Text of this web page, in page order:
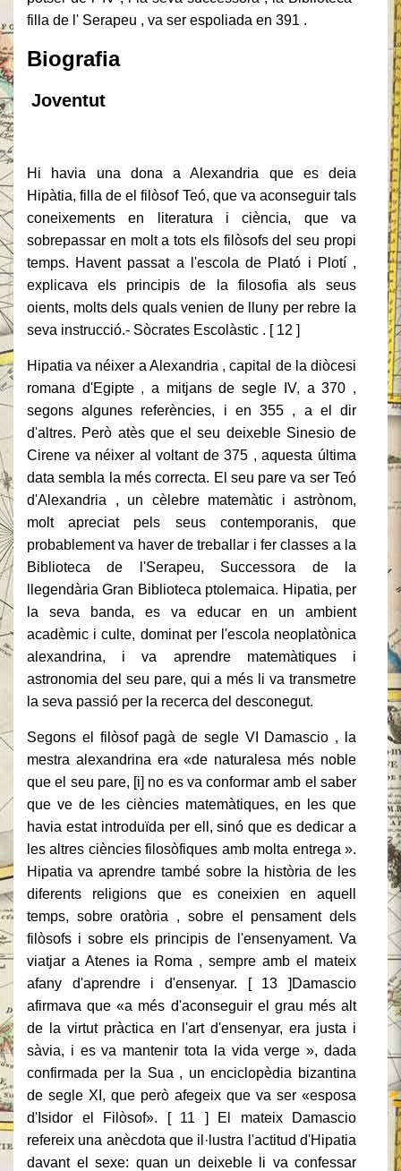
filla de l' Serapeu , va ser espoliada en 391 .
Biografia
Joventut
Hi havia una dona a Alexandria que es deia
Hipàtia, filla de el filòsof Teó, que va aconseguir tals
coneixements en literatura i ciència, que va
sobrepassar en molt a tots els filòsofs del seu propi
temps. Havent passat a l'escola de Plató i Plotí ,
explicava els principis de la filosofia als seus
oients, molts dels quals venien de lluny per rebre la
seva instrucció.- Sòcrates Escolàstic . [ 12 ]
Hipatia va néixer a Alexandria , capital de la diòcesi
romana d'Egipte , a mitjans de segle IV, a 370 ,
segons algunes referències, i en 355 , a el dir
d'altres. Però atès que el seu deixeble Sinesio de
Cirene va néixer al voltant de 375 , aquesta última
data sembla la més correcta. El seu pare va ser Teó
d'Alexandria , un cèlebre matemàtic i astrònom,
molt apreciat pels seus contemporanis, que
probablement va haver de treballar i fer classes a la
Biblioteca de l'Serapeu, Successora de la
llegendària Gran Biblioteca ptolemaica. Hipatia, per
la seva banda, es va educar en un ambient
acadèmic i culte, dominat per l'escola neoplatònica
alexandrina, i va aprendre matemàtiques i
astronomia del seu pare, qui a més li va transmetre
la seva passió per la recerca del desconegut.
Segons el filòsof pagà de segle VI Damascio , la
mestra alexandrina era «de naturalesa més noble
que el seu pare, [i] no es va conformar amb el saber
que ve de les ciències matemàtiques, en les que
havia estat introduïda per ell, sinó que es dedicar a
les altres ciències filosòfiques amb molta entrega ».
Hipatia va aprendre també sobre la història de les
diferents religions que es coneixien en aquell
temps, sobre oratòria , sobre el pensament dels
filòsofs i sobre els principis de l'ensenyament. Va
viatjar a Atenes ia Roma , sempre amb el mateix
afany d'aprendre i d'ensenyar. [ 13 ]Damascio
afirmava que «a més d'aconseguir el grau més alt
de la virtut pràctica en l'art d'ensenyar, era justa i
sàvia, i es va mantenir tota la vida verge », dada
confirmada per la Sua , un enciclopèdia bizantina
de segle XI, que però afegeix que va ser «esposa
d'Isidor el Filòsof». [ 11 ] El mateix Damascio
refereix una anècdota que il·lustra l'actitud d'Hipatia
davant el sexe: quan un deixeble li va confessar